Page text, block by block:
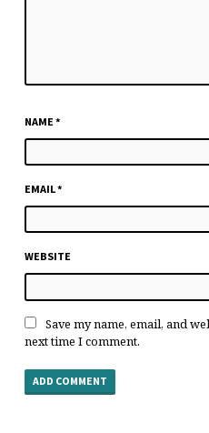
NAME *
EMAIL*
WEBSITE
Save my name, email, and
next time I comment.